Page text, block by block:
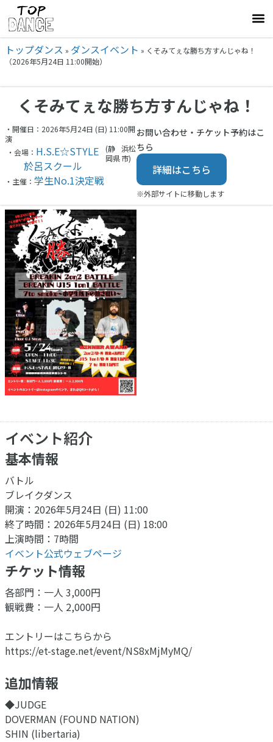
トップダンス » ダンスイベント » くそみてぇな勝ち方すんじゃね！
（2026年5月24日 11:00開始）
くそみてぇな勝ち方すんじゃね！
・開催日：2026年5月24日 (日) 11:00開
演
・会場： H.S.E☆STYLE
於呂スクール
(静
岡県
浜松
市)
・主催： 学生No.1決定戦
お問い合わせ・チケット予約はこ
ちら
詳細はこちら
※外部サイトに移動します
イベント紹介
基本情報
バトル
ブレイクダンス
開演：2026年5月24日 (日) 11:00
終了時間：2026年5月24日 (日) 18:00
上演時間：7時間
イベント公式ウェブページ
チケット情報
各部門：一人 3,000円
観戦費：一人 2,000円
エントリーはこちらから
https://et-stage.net/event/NS8xMjMyMQ/
追加情報
◆JUDGE
DOVERMAN (FOUND NATION)
SHIN (libertaria)